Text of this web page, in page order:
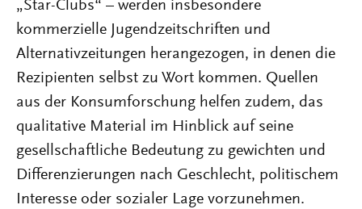
„Star-Clubs“ – werden insbesondere
kommerzielle Jugendzeitschriften und
Alternativzeitungen herangezogen, in denen die
Rezipienten selbst zu Wort kommen. Quellen
aus der Konsumforschung helfen zudem, das
qualitative Material im Hinblick auf seine
gesellschaftliche Bedeutung zu gewichten und
Differenzierungen nach Geschlecht, politischem
Interesse oder sozialer Lage vorzunehmen.